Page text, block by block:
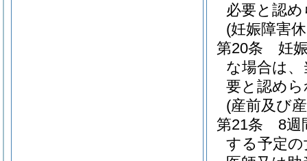
必要と認
(妊娠障害
第20条
妊
な場合は
要と認め
(産前及び
第21条
8週
する予定